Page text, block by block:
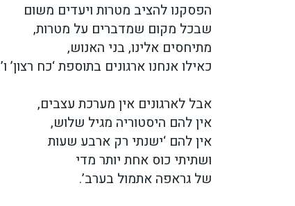
הפסקנו להציב מטרות ויעדים משום
שבכל מקום שמדברים על מטרות,
מתיחסים אלינו, בני האנוש,
כאילו אנחנו ארגונים בתוספת ‘כח
אבל לארגונים אין מערכת עצבים,
אין להם היסטוריה מגיל שלוש,
אין להם ‘ישנתי רק ארבע שעות
ושתיתי כוס אחת יותר מדי
של גראפה אתמול בערב’.